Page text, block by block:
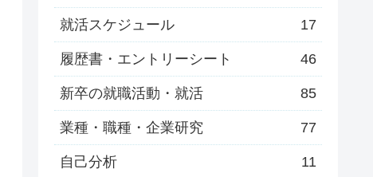
就活スケジュール 17
履歴書・エントリーシート 46
新卒の就職活動・就活 85
業種・職種・企業研究 77
自己分析 11